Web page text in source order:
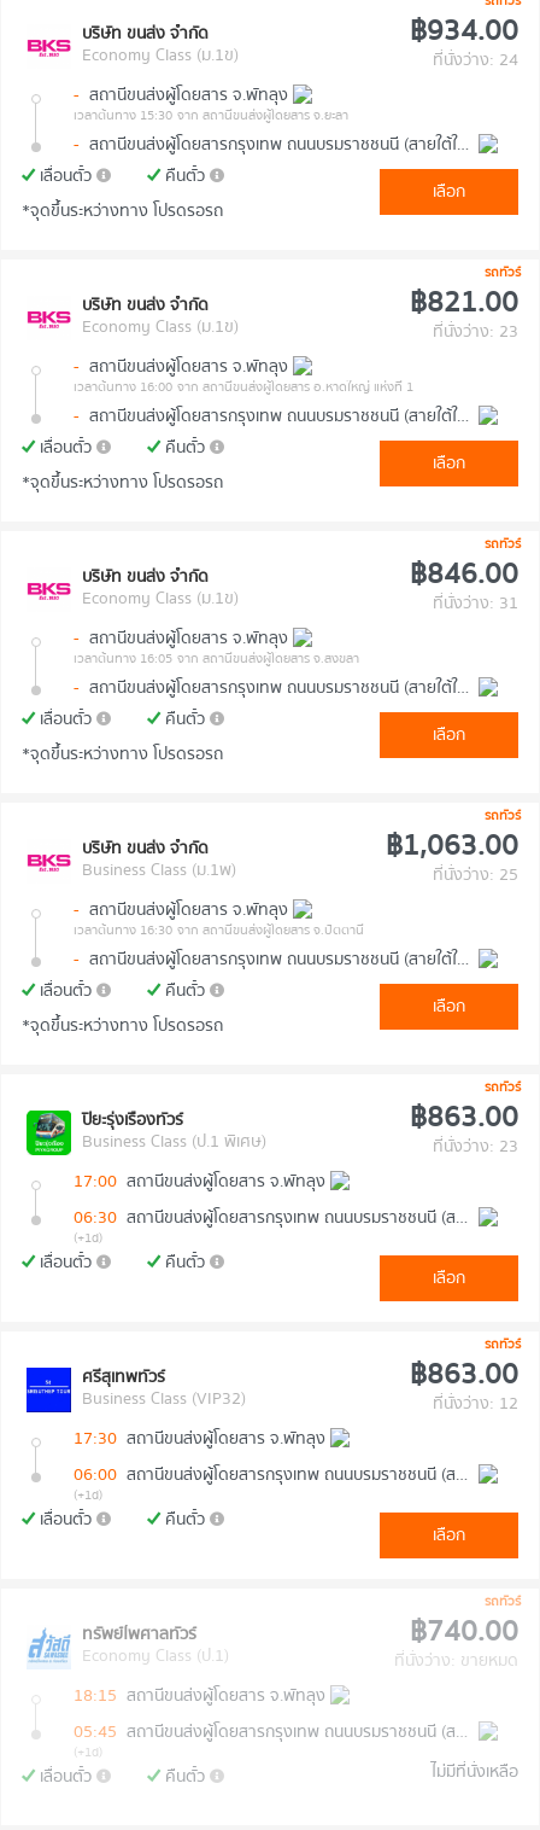
บริษัท ขนส่ง จำกัด
Economy Class (ม.1ข)
฿934.00
ที่นั่งว่าง: 24
- สถานีขนส่งผู้โดยสาร จ.พัทลุง
เวลาต้นทาง 15:30 จาก สถานีขนส่งผู้โดยสาร จ.ยะลา
-
สถานีขนส่งผู้โดยสารกรุงเทพ ถนนบรมราชชนนี (สายใต้ใหม่)
เลื่อนตั๋ว
คืนตั๋ว
*จุดขึ้นระหว่างทาง โปรดรอรถ
เลือก
รถทัวร์
บริษัท ขนส่ง จำกัด
Economy Class (ม.1ข)
฿821.00
ที่นั่งว่าง: 23
- สถานีขนส่งผู้โดยสาร จ.พัทลุง
เวลาต้นทาง 16:00 จาก สถานีขนส่งผู้โดยสาร อ.หาดใหญ่ แห่งที่ 1
-
สถานีขนส่งผู้โดยสารกรุงเทพ ถนนบรมราชชนนี (สายใต้ใหม่)
เลื่อนตั๋ว
คืนตั๋ว
*จุดขึ้นระหว่างทาง โปรดรอรถ
เลือก
รถทัวร์
บริษัท ขนส่ง จำกัด
Economy Class (ม.1ข)
฿846.00
ที่นั่งว่าง: 31
- สถานีขนส่งผู้โดยสาร จ.พัทลุง
เวลาต้นทาง 16:05 จาก สถานีขนส่งผู้โดยสาร จ.สงขลา
-
สถานีขนส่งผู้โดยสารกรุงเทพ ถนนบรมราชชนนี (สายใต้ใหม่)
เลื่อนตั๋ว
คืนตั๋ว
*จุดขึ้นระหว่างทาง โปรดรอรถ
เลือก
รถทัวร์
บริษัท ขนส่ง จำกัด
Business Class (ม.1พ)
฿1,063.00
ที่นั่งว่าง: 25
- สถานีขนส่งผู้โดยสาร จ.พัทลุง
เวลาต้นทาง 16:30 จาก สถานีขนส่งผู้โดยสาร จ.ปัตตานี
-
สถานีขนส่งผู้โดยสารกรุงเทพ ถนนบรมราชชนนี (สายใต้ใหม่)
เลื่อนตั๋ว
คืนตั๋ว
*จุดขึ้นระหว่างทาง โปรดรอรถ
เลือก
รถทัวร์
ปิยะรุ่งเรืองทัวร์
Business Class (ป.1 พิเศษ)
฿863.00
ที่นั่งว่าง: 23
17:00 สถานีขนส่งผู้โดยสาร จ.พัทลุง
06:30
สถานีขนส่งผู้โดยสารกรุงเทพ ถนนบรมราชชนนี (สายใต้ใหม่)
(+1d)
เลื่อนตั๋ว คืนตั๋ว
เลือก
รถทัวร์
ศรีสุเทพทัวร์
Business Class (VIP32)
฿863.00
ที่นั่งว่าง: 12
17:30 สถานีขนส่งผู้โดยสาร จ.พัทลุง
06:00
สถานีขนส่งผู้โดยสารกรุงเทพ ถนนบรมราชชนนี (สายใต้ใหม่)
(+1d)
เลื่อนตั๋ว คืนตั๋ว
เลือก
รถทัวร์
ทรัพย์ไพศาลทัวร์
Economy Class (ป.1)
฿740.00
ที่นั่งว่าง: ขายหมด
18:15 สถานีขนส่งผู้โดยสาร จ.พัทลุง
05:45
สถานีขนส่งผู้โดยสารกรุงเทพ ถนนบรมราชชนนี (สายใต้ใหม่)
(+1d)
เลื่อนตั๋ว คืนตั๋ว ไม่มีที่นั่งเหลือ